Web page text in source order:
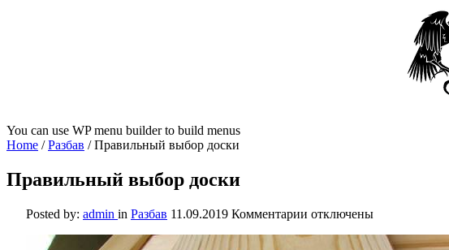
You can use WP menu builder to build menus
Home /Разбав /Правильный выбор доски
Правильный выбор доски
Posted by: admin in Разбав 11.09.2019 Комментарии
к
Правильный
отключены